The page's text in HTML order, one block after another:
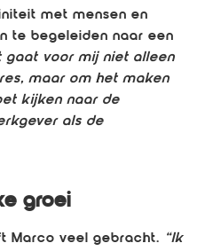
met mensen en
te begeleiden naar een
gaat voor mij niet alleen
maar om het maken
kijken naar de
als de
groei
Marco veel gebracht. “Ik